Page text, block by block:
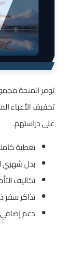
توفر المنحة
تخفيف الأعباء
على دراستهم.
تغطية
بدل شهري
تكاليف
تذاكر سفر
دعم إضافي